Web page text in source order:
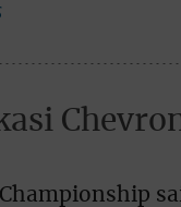
Championship